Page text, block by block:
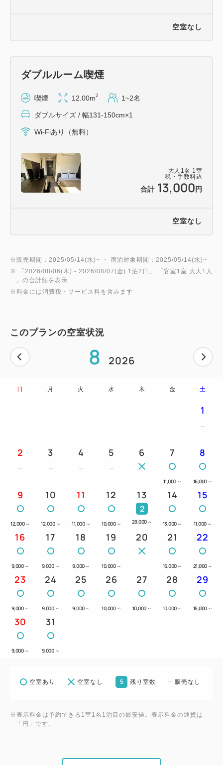
朝10時〜15時までは20分100円別途料金(お客様支
払)となります
満車の場合がございますので、予めご了承ください
【交通アクセス】
・都市高速「小倉駅北IC」を降りて車約３分
・北九州空港からリムジンバスで小倉駅まで約６０分
空室なし
大人 1 名 1 室
税・手数料込
合計 13,000 円
ダブルルーム喫煙
喫煙 12.00m2 1~2名
ダブルサイズ / 幅131-150cm×1
Wi-Fiあり（無料）
空室なし
※販売期間：2025/05/14(水)~ ・ 宿泊対象期間：2025/05/14(水)~
※ 「 2026/08/06(木) - 2026/08/07(金) 1泊2日 」 「客室1室 大人1人
」の合計額を表示
※料金には消費税・サービス料を含みます
このプランの空室状況
8 2026
日 月 火 水 木 金 土
1
2 3 4 5 6 7
11,000 ～
8
16,000 ～
9
12,000 ～
10
12,000 ～
11
11,000 ～
12
10,000 ～
13
2
29,000 ～
14
13,000 ～
15
11,000 ～
16
9,000 ～
17
9,000 ～
18
9,000 ～
19
10,000 ～
20 21
16,000 ～
22
21,000 ～
23
9,000 ～
24
9,000 ～
25
9,000 ～
26
10,000 ～
27
10,000 ～
28
10,000 ～
29
15,000 ～
30
9,000 ～
31
9,000 ～
空室あり 空室なし 5 残り室数 販売なし
※表示料金は予約できる1室1名1泊目の最安値。表示料金の通貨は
「円」です。